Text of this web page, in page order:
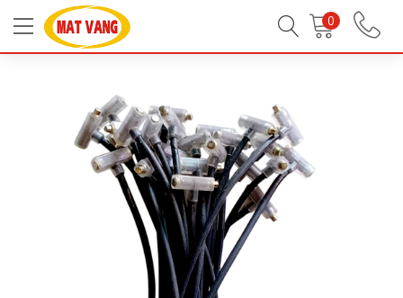
0
Trang chủ Linh Kiện Bếp Gas Linh Kiện Bếp Gas